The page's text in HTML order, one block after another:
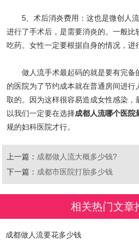
5、术后消炎费用：这也是微创人流
进行了手术后，是需要消炎的。一般比
吃药。女性一定要根据自身的情况，进
做人流手术最起码的就是要有完备
的医院为了节约成本就在普通房间进行
取的。因为这样很容易造成女性感染，
以我们一定要在选择成都人流哪个医院
规的妇科医院才行。
上一篇： 成都做人流大概多少钱?
下一篇： 成都市医院打胎多少钱
相关热门文章
成都做人流要花多少钱